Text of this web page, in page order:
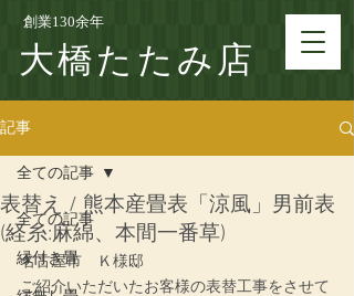
創業130余年
大橋たたみ店
記事
全ての記事
縁付き畳
全ての記事
表替え / 熊本産畳表「涼風」男前表
(経糸:麻綿、本間一番草)
名古屋市　Ｋ様邸
ご紹介いただいたお客様の表替工事をさせて